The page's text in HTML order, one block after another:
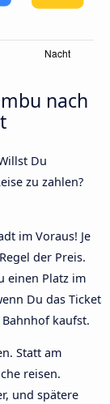
nach
Du
zu zahlen?
im Voraus! Je
der Preis.
einen Platz im
Du das Ticket
kaufst.
Statt am
reisen.
und spätere